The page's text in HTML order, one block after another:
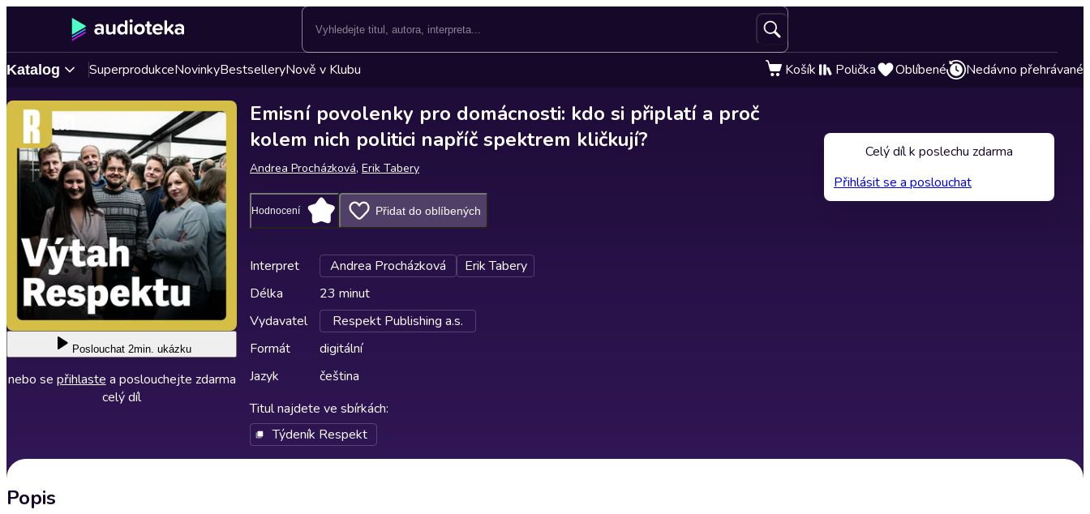
Katalog SuperprodukceNovinkyBestselleryNově v Klubu Košík Polička Oblíbené Nedávno přehrávané
Poslouchat 2min. ukázku
nebo se přihlaste a poslouchejte zdarma
celý díl
Emisní povolenky pro domácnosti: kdo si připlatí a proč
kolem nich politici napříč spektrem kličkují?
Andrea Procházková, Erik Tabery
Hodnocení Přidat do oblíbených
Interpret Andrea Procházková
Erik Tabery
Délka
23 minut
Vydavatel
Respekt Publishing a.s.
Formát
digitální
Jazyk
čeština
Titul najdete ve sbírkách:
Týdeník Respekt
Popis
Celý díl k poslechu zdarma
Přihlásit se a poslouchat